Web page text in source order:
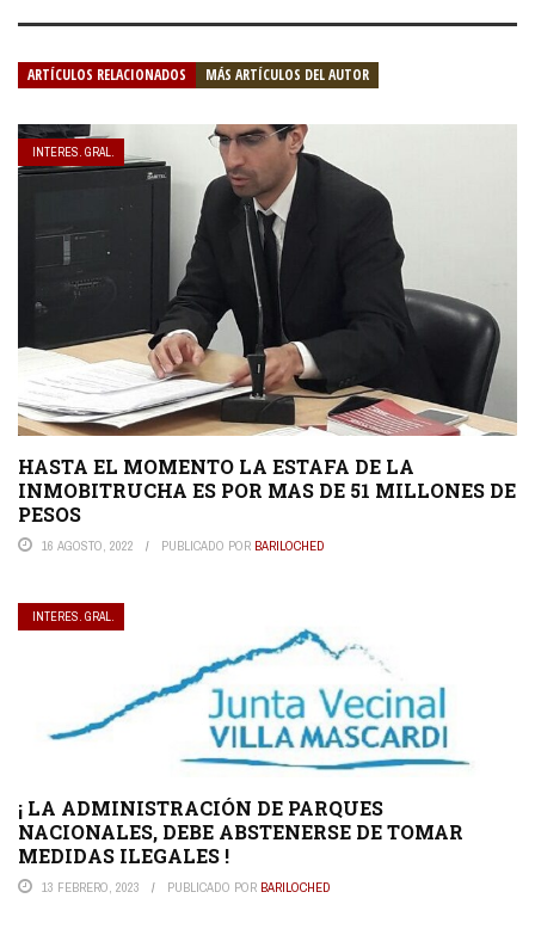
ARTÍCULOS RELACIONADOS MÁS ARTÍCULOS DEL AUTOR
INTERES. GRAL.
HASTA EL MOMENTO LA ESTAFA DE LA
INMOBITRUCHA ES POR MAS DE 51 MILLONES DE
PESOS
16 AGOSTO, 2022 PUBLICADO POR BARILOCHED
INTERES. GRAL.
¡ LA ADMINISTRACIÓN DE PARQUES
NACIONALES, DEBE ABSTENERSE DE TOMAR
MEDIDAS ILEGALES !
13 FEBRERO, 2023 PUBLICADO POR BARILOCHED